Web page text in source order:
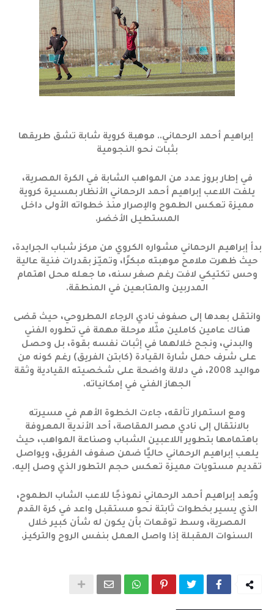
إبراهيم أحمد الرحماني.. موهبة كروية شابة تشق طريقها
بثبات نحو النجومية
في إطار بروز عدد من المواهب الشابة في الكرة المصرية،
يلفت اللاعب إبراهيم أحمد الرحماني الأنظار بمسيرة كروية
مميزة تعكس الطموح والإصرار منذ خطواته الأولى داخل
المستطيل الأخضر.
بدأ إبراهيم الرحماني مشواره الكروي من مركز شباب الجرايدة،
حيث ظهرت ملامح موهبته مبكرًا، وتميّز بقدرات فنية عالية
وحس تكتيكي لافت رغم صغر سنه، ما جعله محل اهتمام
المدربين والمتابعين في المنطقة.
وانتقل بعدها إلى صفوف نادي الرجاء المطروحي، حيث قضى
هناك عامين كاملين مثّلا مرحلة مهمة في تطوره الفني
والبدني، ونجح خلالهما في إثبات نفسه بقوة، بل وحصل
على شرف حمل شارة القيادة (كابتن الفريق) رغم كونه من
مواليد 2008، في دلالة واضحة على شخصيته القيادية وثقة
الجهاز الفني في إمكانياته.
ومع استمرار تألقه، جاءت الخطوة الأهم في مسيرته
بالانتقال إلى نادي مصر المقاصة، أحد الأندية المعروفة
باهتمامها بتطوير اللاعبين الشباب وصناعة المواهب، حيث
يلعب إبراهيم الرحماني حاليًا ضمن صفوف الفريق، ويواصل
تقديم مستويات مميزة تعكس حجم التطور الذي وصل إليه.
ويُعد إبراهيم أحمد الرحماني نموذجًا للاعب الشاب الطموح،
الذي يسير بخطوات ثابتة نحو مستقبل واعد في كرة القدم
المصرية، وسط توقعات بأن يكون له شأن كبير خلال
السنوات المقبلة إذا واصل العمل بنفس الروح والتركيز.